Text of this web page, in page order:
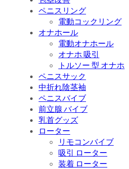
ペニスリング
電動コックリング
オナホール
電動オナホール
オナホ 吸引
トルソー 型 オナホ
ペニスサック
中折れ陰茎袖
ペニスバイブ
前立腺 バイブ
乳首グッズ
ローター
リモコンバイブ
吸引 ローター
装着 ローター